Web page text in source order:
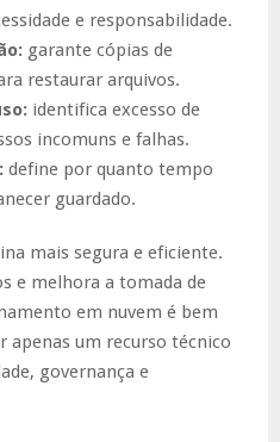
e responsabilidade.
garante cópias de
restaurar arquivos.
identifica excesso de
incomuns e falhas.
define por quanto tempo
guardado.
mais segura e eficiente.
e melhora a tomada de
em nuvem é bem
apenas um recurso técnico
governança e